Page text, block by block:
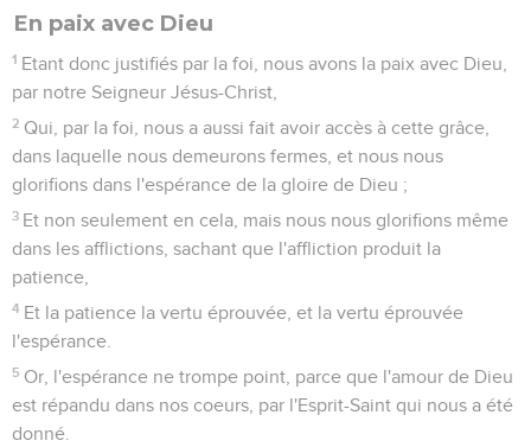
En paix avec Dieu
1 Etant donc justifiés par la foi, nous avons la paix avec Dieu,
par notre Seigneur Jésus-Christ,
2 Qui, par la foi, nous a aussi fait avoir accès à cette grâce,
dans laquelle nous demeurons fermes, et nous nous
glorifions dans l'espérance de la gloire de Dieu ;
3 Et non seulement en cela, mais nous nous glorifions même
dans les afflictions, sachant que l'affliction produit la
patience,
4 Et la patience la vertu éprouvée, et la vertu éprouvée
l'espérance.
5 Or, l'espérance ne trompe point, parce que l'amour de Dieu
est répandu dans nos coeurs, par l'Esprit-Saint qui nous a été
donné.